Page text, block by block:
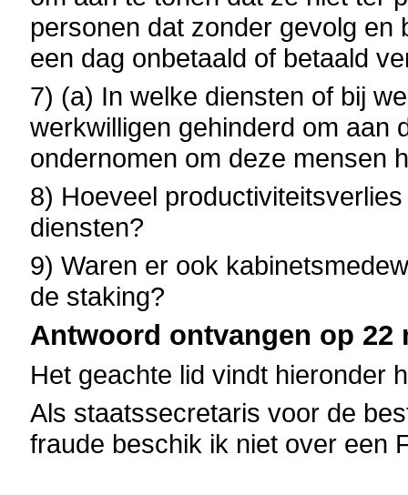
personen dat zonder gevolg en
een dag onbetaald of betaald
7) (a) In welke diensten of bij
werkwilligen gehinderd om aan
ondernomen om deze mensen
8) Hoeveel
diensten?
9) Waren er ook
de staking?
Antwoord ontvangen op 22
Het geachte lid vindt hieronder
Als staatssecretaris voor de
fraude beschik ik niet over een